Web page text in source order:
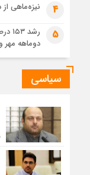
4 نیزه‌ماهی
5
دوماهه مهر و
سیاسی